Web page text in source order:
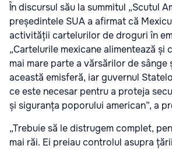
În discursul său la summitul „Scutul
președintele SUA a afirmat că
activității cartelurilor de droguri în
„Cartelurile mexicane alimentează și
mai mare parte a vărsărilor de sânge
această emisferă, iar guvernul
ce este necesar pentru a proteja
și siguranța poporului american”, a
„Trebuie să le distrugem complet,
mai răi. Ei preiau controlul asupra